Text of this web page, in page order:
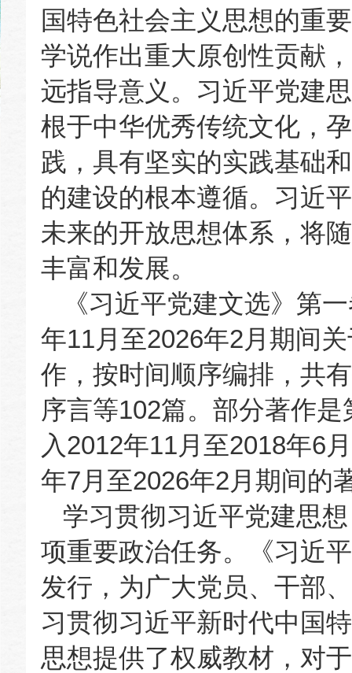
国特色社会主义思想的重
学说作出重大原创性贡献
远指导意义。习近平党建
根于中华优秀传统文化，
践，具有坚实的实践基础
的建设的根本遵循。习近
未来的开放思想体系，将
丰富和发展。
《习近平党建文选》第
年11月至2026年2月期间
作，按时间顺序编排，共
序言等102篇。部分著作
入2012年11月至2018年6
年7月至2026年2月期间的
学习贯彻习近平党建思
项重要政治任务。《习近
发行，为广大党员、干部
习贯彻习近平新时代中国
思想提供了权威教材，对